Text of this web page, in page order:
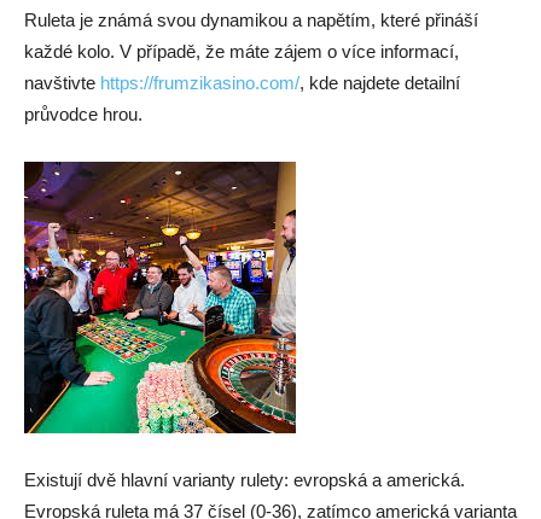
Ruleta je známá svou dynamikou a napětím, které přináší
každé kolo. V případě, že máte zájem o více informací,
navštivte https://frumzikasino.com/, kde najdete detailní
průvodce hrou.
Existují dvě hlavní varianty rulety: evropská a americká.
Evropská ruleta má 37 čísel (0-36), zatímco americká varianta